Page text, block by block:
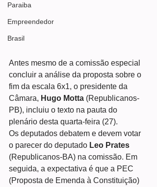
Paraiba
Empreendedor
Brasil
Antes mesmo de a comissão especial
concluir a análise da proposta sobre o
fim da escala 6x1, o presidente da
Câmara, Hugo Motta (Republicanos-
PB), incluiu o texto na pauta do
plenário desta quarta-feira (27).
Os deputados debatem e devem votar
o parecer do deputado Leo Prates
(Republicanos-BA) na comissão. Em
seguida, a expectativa é que a PEC
(Proposta de Emenda à Constituição)